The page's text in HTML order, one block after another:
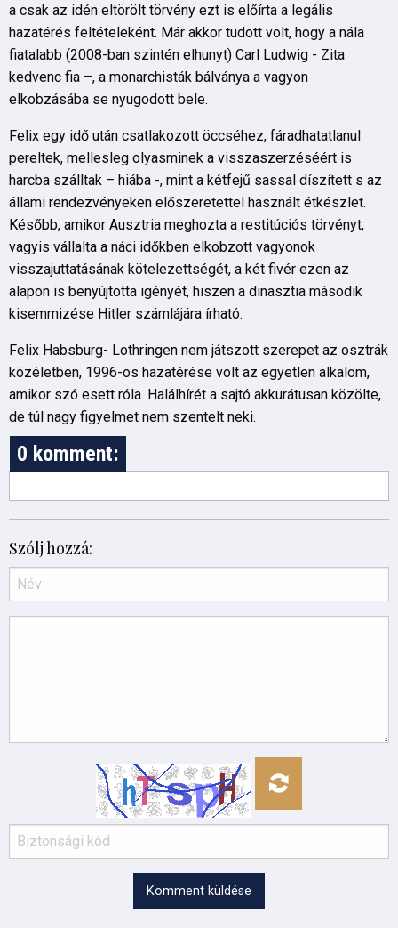
a csak az idén eltörölt törvény ezt is előírta a legális
hazatérés feltételeként. Már akkor tudott volt, hogy a nála
fiatalabb (2008-ban szintén elhunyt) Carl Ludwig - Zita
kedvenc fia –, a monarchisták bálványa a vagyon
elkobzásába se nyugodott bele.
Felix egy idő után csatlakozott öccséhez, fáradhatatlanul
pereltek, mellesleg olyasminek a visszaszerzéséért is
harcba szálltak – hiába -, mint a kétfejű sassal díszített s az
állami rendezvényeken előszeretettel használt étkészlet.
Később, amikor Ausztria meghozta a restitúciós törvényt,
vagyis vállalta a náci időkben elkobzott vagyonok
visszajuttatásának kötelezettségét, a két fivér ezen az
alapon is benyújtotta igényét, hiszen a dinasztia második
kisemmizése Hitler számlájára írható.
Felix Habsburg- Lothringen nem játszott szerepet az osztrák
közéletben, 1996-os hazatérése volt az egyetlen alkalom,
amikor szó esett róla. Halálhírét a sajtó akkurátusan közölte,
de túl nagy figyelmet nem szentelt neki.
0 komment:
Szólj hozzá:
Komment küldése